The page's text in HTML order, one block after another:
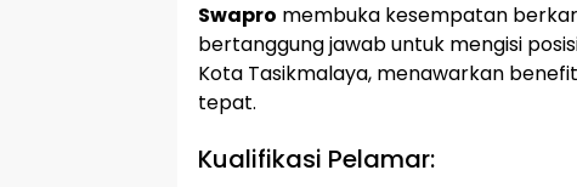
Swapro membuka kesempatan
bertanggung jawab untuk mengisi
Kota Tasikmalaya, menawarkan
tepat.
Kualifikasi Pelamar: